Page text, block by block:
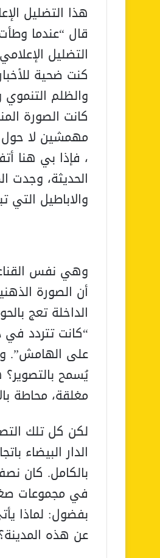
هذا التضليل
قال “عندما
التضليل
كنت ضحية
والظلم
كانت الصورة
مهمشين لا حول
، فإذا بي هنا
الحديثة، وجدت
والاباطيل التي
وهي نفس
أن الصورة
الداخلة تعج
“كانت تتردد في
على الهامش”.
يُسمح
مغلقة، محاطة
لكن كل تلك
الدار البيضاء
بالكامل. كان
في مجموعات
بفضول: لماذا
عن هذه